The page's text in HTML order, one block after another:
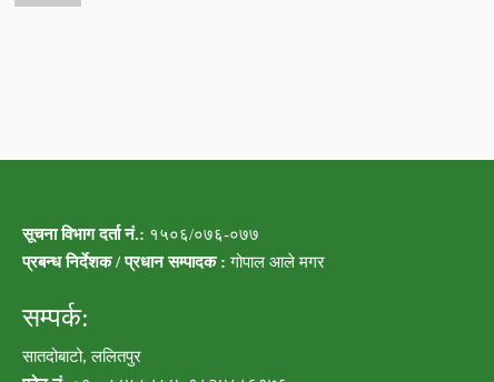
सूचना विभाग दर्ता नं.: १५०६/०७६-०७७
प्रबन्ध निर्देशक / प्रधान सम्पादक : गोपाल आले मगर
सम्पर्क:
सातदोबाटो, ललितपुर